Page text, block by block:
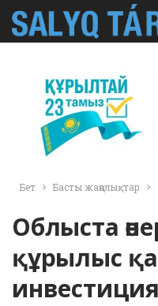
Бет Басты жаңалықтар
Облыста
құрылыс